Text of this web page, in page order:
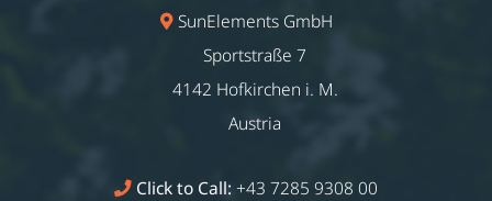
SunElements GmbH
Sportstraße 7
4142 Hofkirchen i. M.
Austria
Click to Call: +43 7285 9308 00